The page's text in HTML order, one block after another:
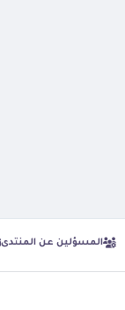
المسؤلين عن المنتدى